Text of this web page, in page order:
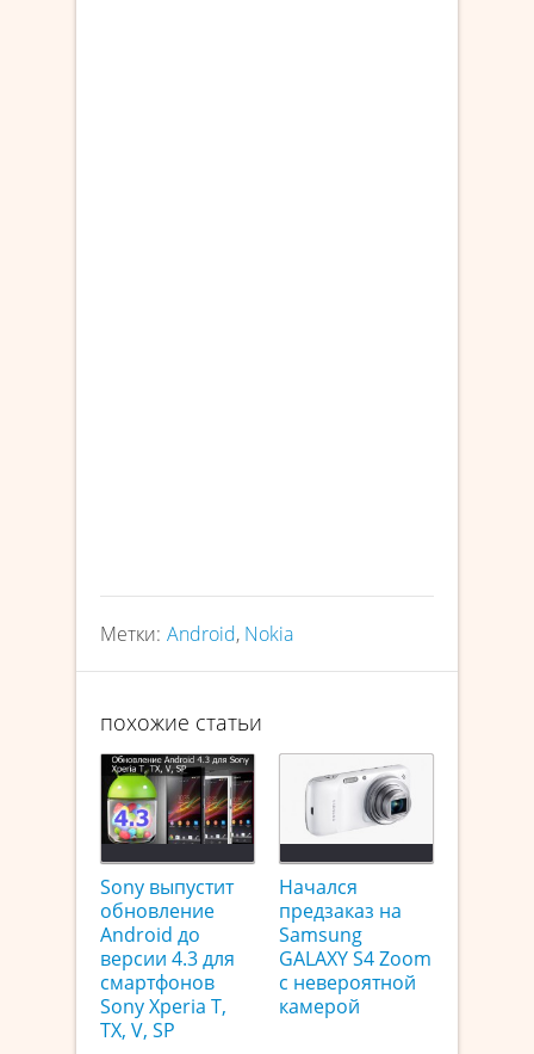
Метки: Android, Nokia
похожие статьи
Sony выпустит
обновление
Android до
версии 4.3 для
смартфонов
Sony Xperia T,
TX, V, SP
Начался
предзаказ на
Samsung
GALAXY S4 Zoom
с невероятной
камерой